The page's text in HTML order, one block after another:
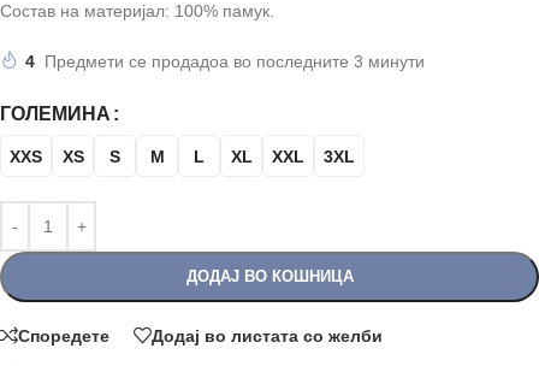
Состав на материјал: 100% памук.
4 Предмети се продадоа во последните 3 минути
ГОЛЕМИНА
XXS XS S M L XL XXL 3XL
ДОДАЈ ВО КОШНИЦА
Споредете Додај во листата со желби